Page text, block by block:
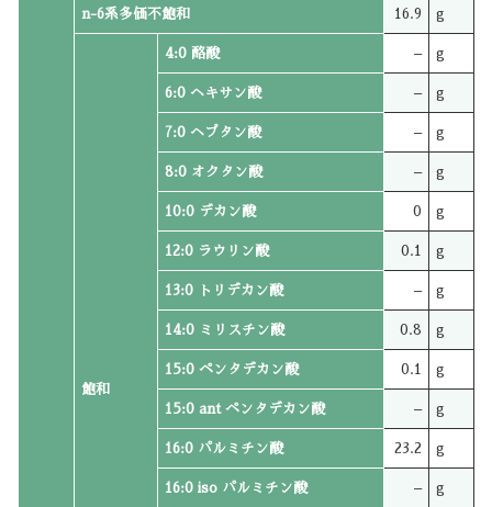
n-6系多価不飽和 16.9 g
飽和
4:0 酪酸 – g
6:0 ヘキサン酸 – g
7:0 ヘプタン酸 – g
8:0 オクタン酸 – g
10:0 デカン酸 0 g
12:0 ラウリン酸 0.1 g
13:0 トリデカン酸 – g
14:0 ミリスチン酸 0.8 g
15:0 ペンタデカン酸 0.1 g
15:0 ant ペンタデカン酸 – g
16:0 パルミチン酸 23.2 g
16:0 iso パルミチン酸 – g